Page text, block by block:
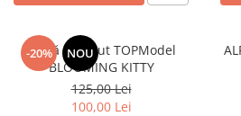
-20% NOU
Sticlă de băut TOPModel
BLOOMING KITTY
125,00 Lei
100,00 Lei